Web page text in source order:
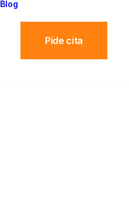
Blog
Pide cita